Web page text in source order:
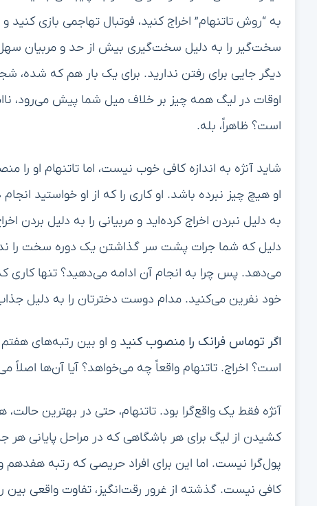
به “روش تاتنهام” اخراج کنید، فوتبال تهاجمی بازی کنید
سخت‌گیر را به دلیل سخت‌گیری بیش از حد و مربیان
دیگر جایی برای رفتن ندارید. برای یک بار هم که شده،
اوقات در لیگ همه چیز بر خلاف میل شما پیش می‌رود،
است؟ ظاهراً، بله.
شاید آنژه به اندازه کافی خوب نیست، اما تاتنهام او
او هیچ چیز نبرده باشد. او کاری را که از او خواستید
به دلیل نبردن اخراج کرده‌اید و مربیانی را به دلیل بردن
دلیل که شما جرات پشت سر گذاشتن یک دوره سخت را
می‌دهد. پس چرا به انجام آن ادامه می‌دهید؟ تنها کاری
خود نفرین می‌کنید. مدام دوست دخترتان را به دلیل
اگر توماس فرانک را منصوب کنید و او بین رتبه‌های هفتم
است؟ اخراج. تاتنهام واقعاً چه می‌خواهد؟ آیا آن‌ها اصلاً
آنژه فقط یک واقع‌گرا بود. تاتنهام، حتی در بهترین
کشیدن از لیگ برای هر باشگاهی که در مراحل پایانی هر
پول‌گرا نیست. اما این برای افراد حریصی که رتبه
کافی نیست. گذشته از غرور رقت‌انگیز، تفاوت واقعی